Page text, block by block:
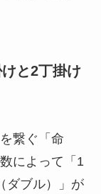
と2丁掛け
繋ぐ「命
によって「1
ダブル）」が